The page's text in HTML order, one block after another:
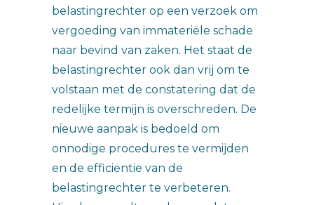
belastingrechter op een verzoek om
vergoeding van immateriële schade
naar bevind van zaken. Het staat de
belastingrechter ook dan vrij om te
volstaan met de constatering dat de
redelijke termijn is overschreden. De
nieuwe aanpak is bedoeld om
onnodige procedures te vermijden
en de efficiëntie van de
belastingrechter te verbeteren.